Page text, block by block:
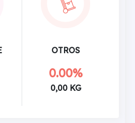
OTROS
0.00%
0,00 KG